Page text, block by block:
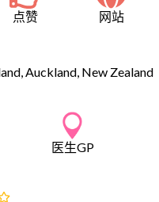
点赞 网站
Auckland, New Zealand
医生GP